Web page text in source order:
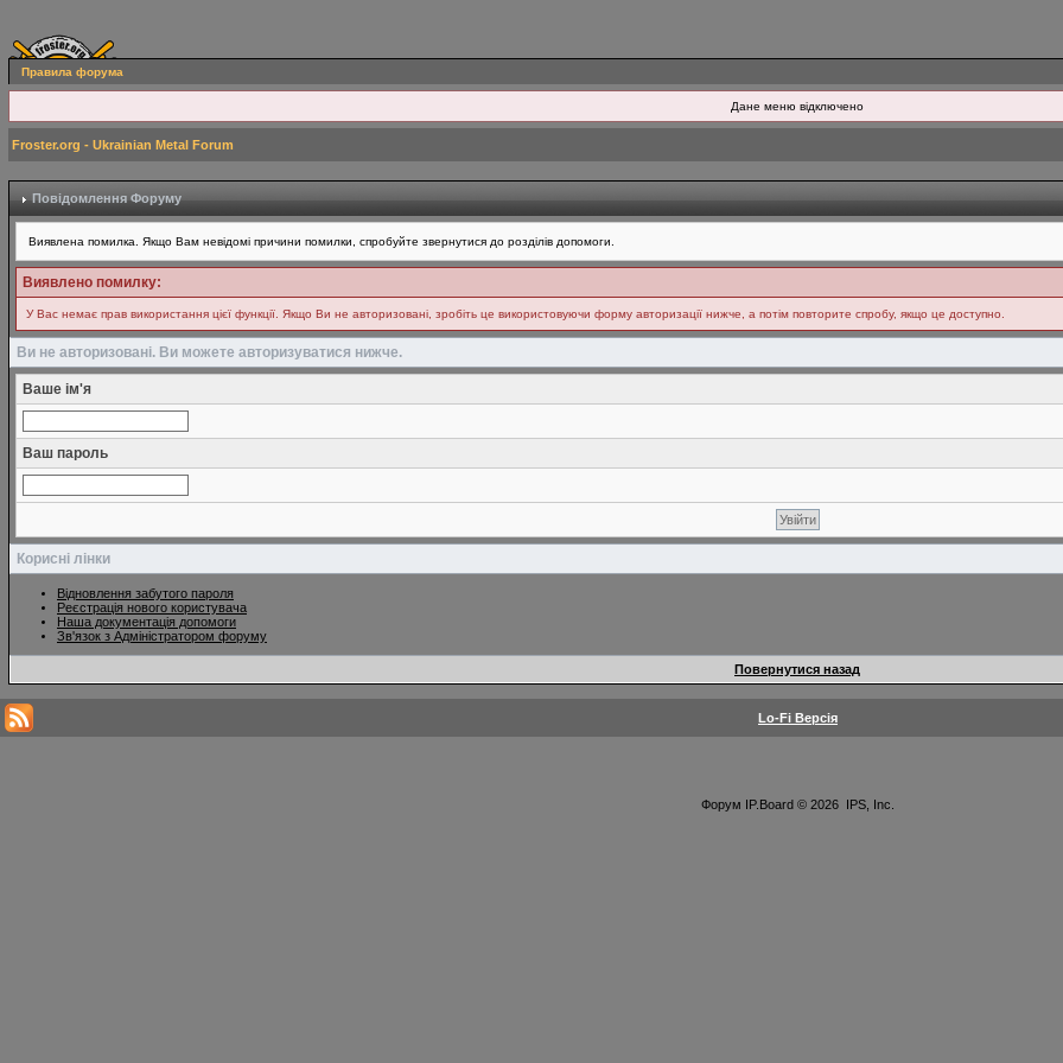
Правила форума
Дане меню відключено
Froster.org - Ukrainian Metal Forum
Повідомлення Форуму
Виявлена помилка. Якщо Вам невідомі причини помилки, спробуйте звернутися до розділів допомоги.
Виявлено помилку:
У Вас немає прав використання цієї функції. Якщо Ви не авторизовані, зробіть це використовуючи форму авторизації нижче, а потім повторите спробу, якщо це доступно.
Ви не авторизовані. Ви можете авторизуватися нижче.
Ваше ім'я
Ваш пароль
Корисні лінки
Відновлення забутого пароля
Реєстрація нового користувача
Наша документація допомоги
Зв'язок з Адміністратором форуму
Повернутися назад
Lo-Fi Версія
Форум IP.Board© 2026 IPS, Inc